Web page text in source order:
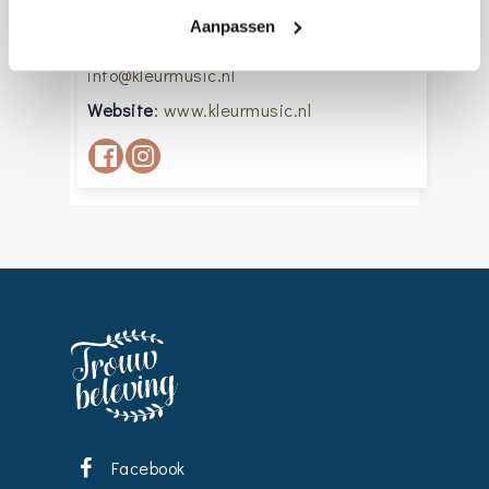
Aanpassen
info@kleurmusic.nl
Website: www.kleurmusic.nl
Facebook